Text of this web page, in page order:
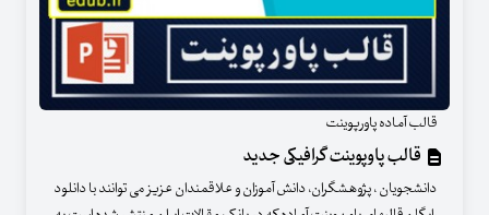
قالب آماده پاورپوینت
قالب پاوپوینت گرافیکی جدید
دانشجویان ، پژوهشگران، دانش آموزان و علاقمندان عزیز می توانند با دانلود